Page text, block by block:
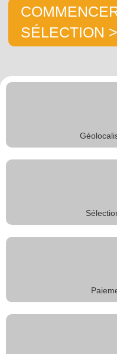
SÉLECTION >